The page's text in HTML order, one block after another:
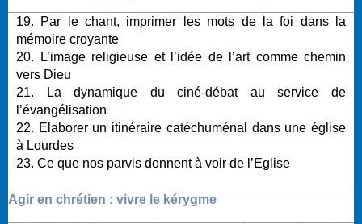
19. Par le chant, imprimer les mots de la foi dans la
mémoire croyante
20. L’image religieuse et l’idée de l’art comme chemin
vers Dieu
21. La dynamique du ciné-débat au service de
l’évangélisation
22. Elaborer un itinéraire catéchuménal dans une église
à Lourdes
23. Ce que nos parvis donnent à voir de l’Eglise
Agir en chrétien : vivre le kérygme